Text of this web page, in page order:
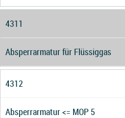
4311
Absperrarmatur für Flüssiggas
4312
Absperrarmatur <= MOP 5